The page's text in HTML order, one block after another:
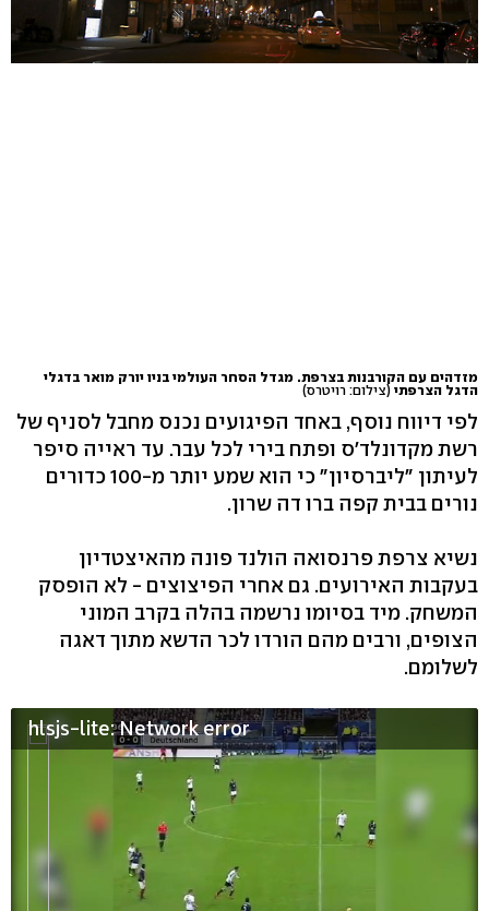
מזדהים עם הקורבנות בצרפת. מגדל הסחר העולמי בניו יורק מואר בדגלי
הדגל הצרפתי (צילום: רויטרס)
לפי דיווח נוסף, באחד הפיגועים נכנס מחבל לסניף של
רשת מקדונלד'ס ופתח בירי לכל עבר. עד ראייה סיפר
לעיתון "ליברסיון" כי הוא שמע יותר מ-100 כדורים
נורים בבית קפה ברו דה שרון.
נשיא צרפת פרנסואה הולנד פונה מהאיצטדיון
בעקבות האירועים. גם אחרי הפיצוצים - לא הופסק
המשחק. מיד בסיומו נרשמה בהלה בקרב המוני
הצופים, ורבים מהם הורדו לכר הדשא מתוך דאגה
לשלומם.
hlsjs-lite: Network error